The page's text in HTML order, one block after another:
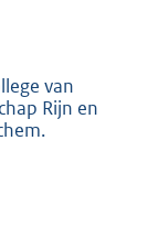
van
Rijn en